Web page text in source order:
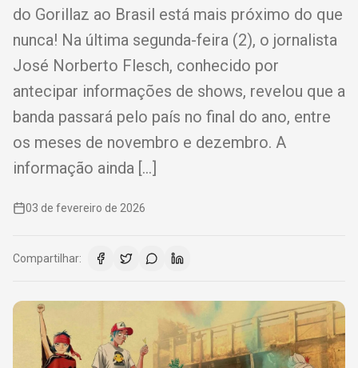
do Gorillaz ao Brasil está mais próximo do que
nunca! Na última segunda-feira (2), o jornalista
José Norberto Flesch, conhecido por
antecipar informações de shows, revelou que a
banda passará pelo país no final do ano, entre
os meses de novembro e dezembro. A
informação ainda […]
03 de fevereiro de 2026
Compartilhar: